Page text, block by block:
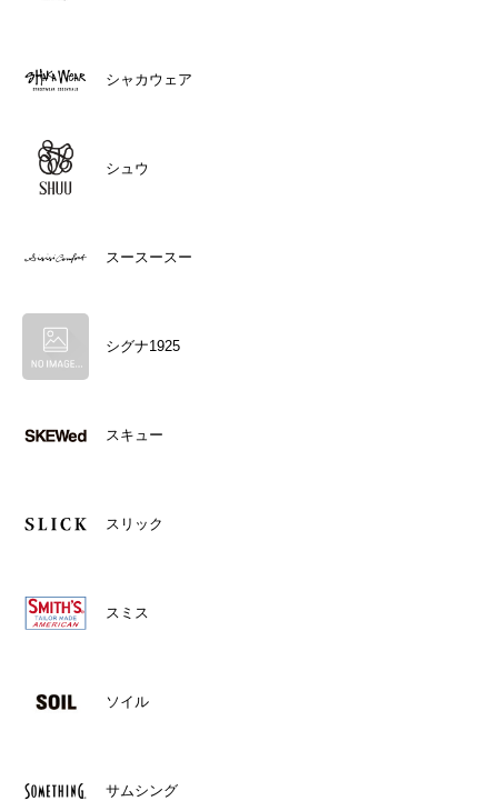
シャカウェア
シュウ
スースースー
シグナ1925
スキュー
スリック
スミス
ソイル
サムシング